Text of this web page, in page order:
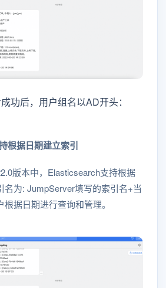
功后，用户组名以AD开头：
根据日期建立索引
版本中，Elasticsearch支持根据
名为: JumpServer填写的索引名+当
据日期进行查询和管理。